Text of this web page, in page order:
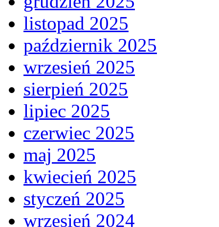
listopad 2025
październik 2025
wrzesień 2025
sierpień 2025
lipiec 2025
czerwiec 2025
maj 2025
kwiecień 2025
styczeń 2025
wrzesień 2024